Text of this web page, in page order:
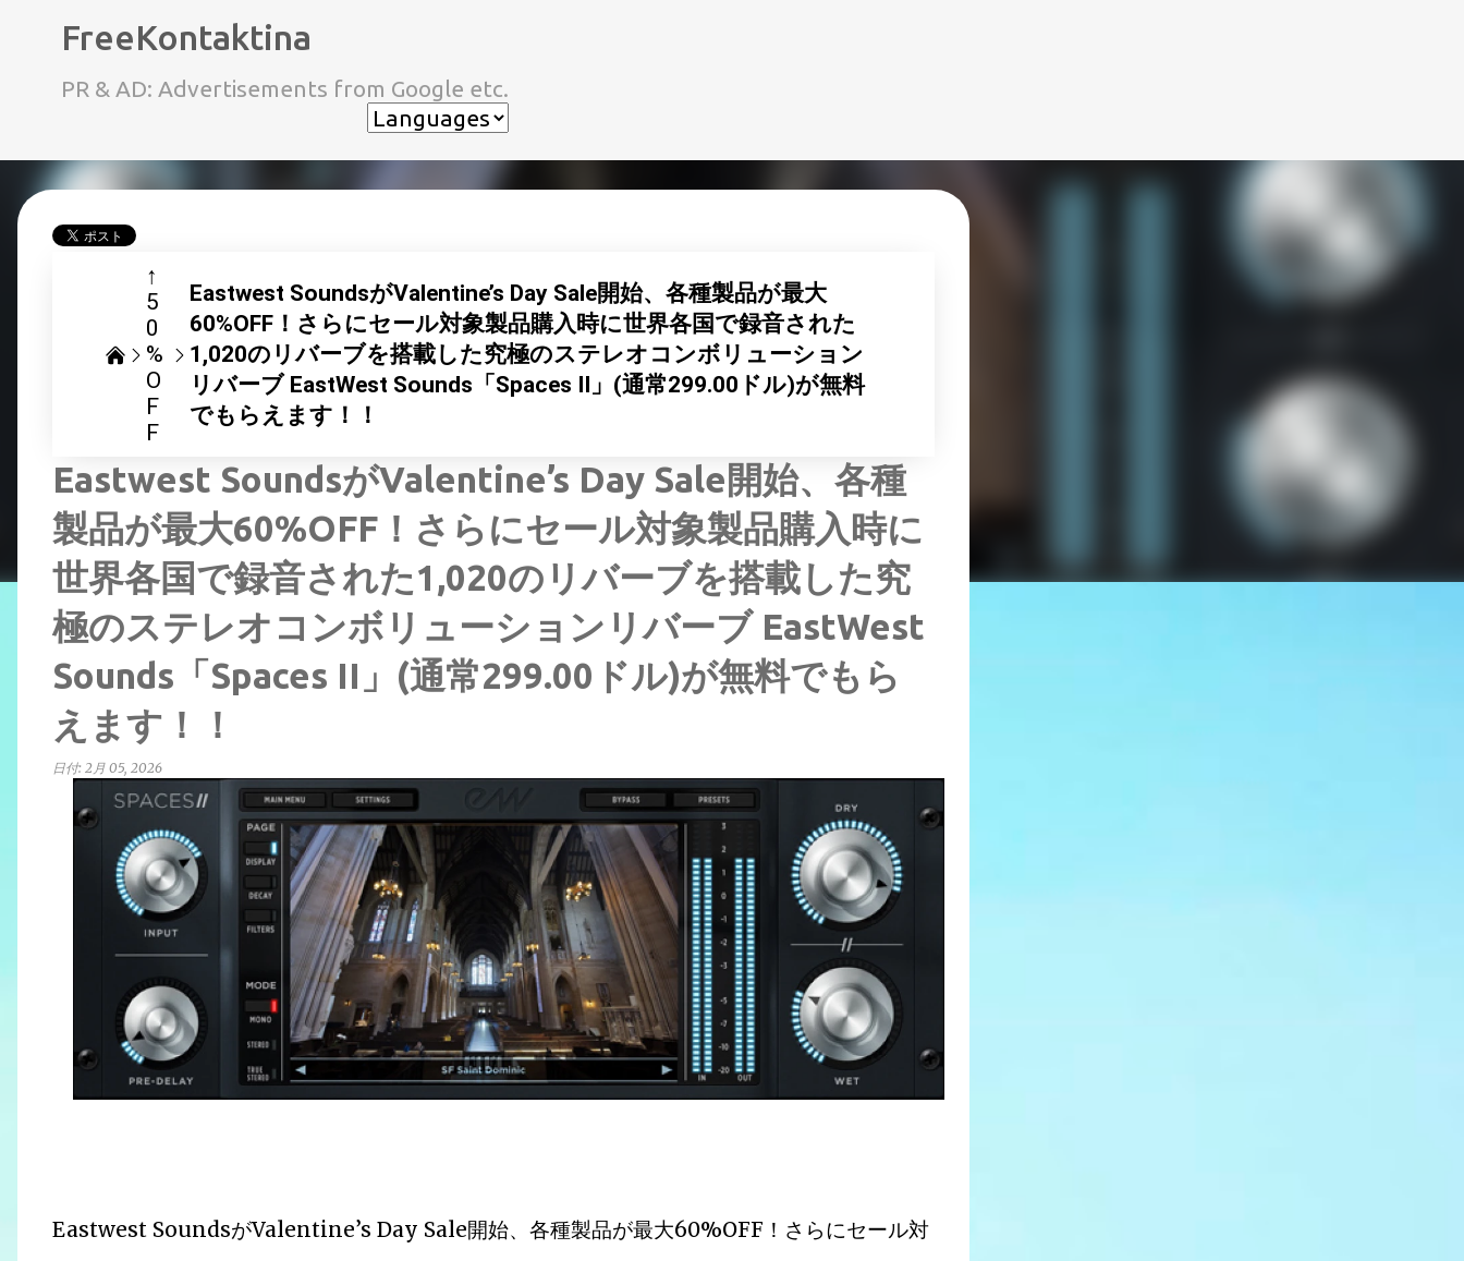
FreeKontaktina
PR & AD: Advertisements from Google etc.
↑
5
0
%
O
F
F
Eastwest SoundsがValentine’s Day Sale開始、各種製品が最大
60%OFF！さらにセール対象製品購入時に世界各国で録音された
1,020のリバーブを搭載した究極のステレオコンボリューション
リバーブ EastWest Sounds「Spaces II」(通常299.00ドル)が無料
でもらえます！！
Eastwest SoundsがValentine’s Day Sale開始、各種
製品が最大60%OFF！さらにセール対象製品購入時に
世界各国で録音された1,020のリバーブを搭載した究
極のステレオコンボリューションリバーブ EastWest
Sounds「Spaces II」(通常299.00ドル)が無料でもら
えます！！
日付: 2月 05, 2026
Eastwest SoundsがValentine’s Day Sale開始、各種製品が最大60%OFF！さらにセール対